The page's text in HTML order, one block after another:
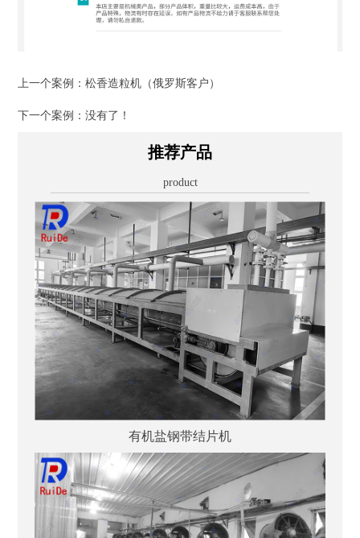
上一个案例：松香造粒机（俄罗斯客户）
下一个案例：没有了！
推荐产品
product
有机盐钢带结片机